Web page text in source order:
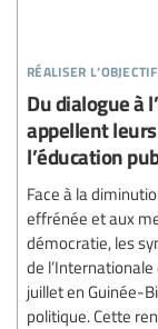
réaliser
Du dialogue à
appellent
l’éducation
Face à la
effrénée et aux
démocratie, les
de
juillet en Guinée-
politique. Cette